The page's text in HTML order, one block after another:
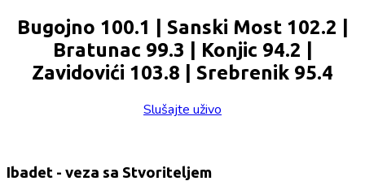
Bugojno 100.1 | Sanski Most 102.2 |
Bratunac 99.3 | Konjic 94.2 |
Zavidovići 103.8 | Srebrenik 95.4
Slušajte uživo
Ibadet - veza sa Stvoriteljem